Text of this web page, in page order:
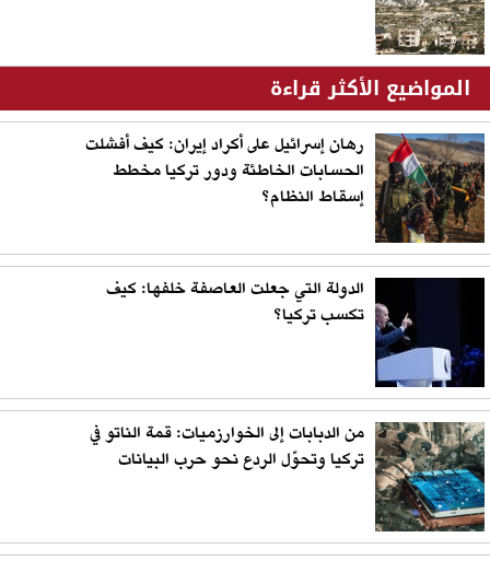
المواضيع الأكثر قراءة
رهان إسرائيل على أكراد إيران: كيف أفشلت
الحسابات الخاطئة ودور تركيا مخطط
إسقاط النظام؟
الدولة التي جعلت العاصفة خلفها: كيف
تكسب تركيا؟
من الدبابات إلى الخوارزميات: قمة الناتو في
تركيا وتحوّل الردع نحو حرب البيانات